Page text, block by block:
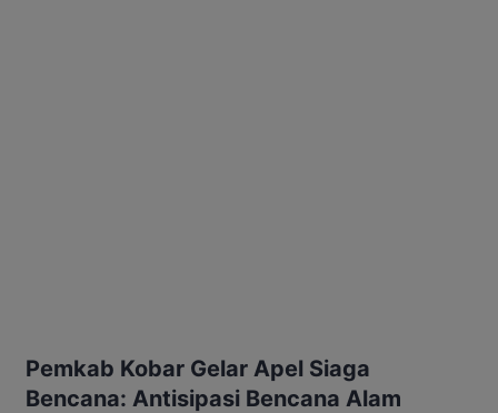
Pemkab Kobar Gelar Apel Siaga
Bencana: Antisipasi Bencana Alam